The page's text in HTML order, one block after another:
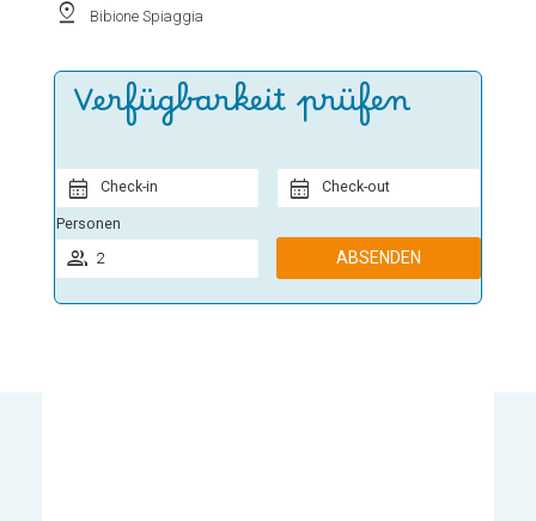
pin_drop Bibione Spiaggia
Verfügbarkeit prüfen
Check-in Check-out
Personen
ABSENDEN